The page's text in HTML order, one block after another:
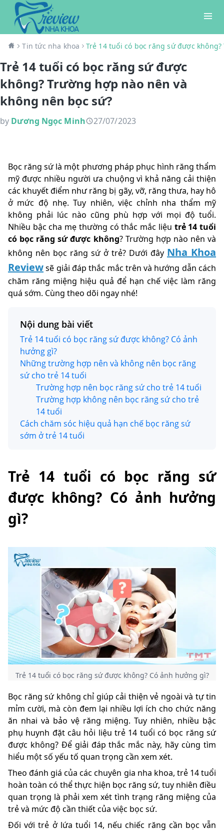
Tin tức nha khoa Trẻ 14 tuổi có bọc răng sứ được
Trẻ 14 tuổi có bọc răng sứ được
không? Trường hợp nào nên và
không nên bọc sứ?
by Dương Ngọc Minh 27/07/2023
Bọc răng sứ là một phương pháp phục hình răng thẩm
mỹ được nhiều người ưa chuộng vì khả năng cải thiện
các khuyết điểm như răng bị gãy, vỡ, răng thưa, hay hô
ở mức độ nhẹ. Tuy nhiên, việc chỉnh nha thẩm mỹ
không phải lúc nào cũng phù hợp với mọi độ tuổi.
Nhiều bậc cha mẹ thường có thắc mắc liệu trẻ 14 tuổi
có bọc răng sứ được không? Trường hợp nào nên và
không nên bọc răng sứ ở trẻ? Dưới đây Nha Khoa
Reviewsẽ giải đáp thắc mắc trên và hướng dẫn cách
chăm răng miệng hiệu quả để hạn chế việc làm răng
quá sớm. Cùng theo dõi ngay nhé!
Nội dung bài viết
Trẻ 14 tuổi có bọc răng sứ được không? Có ảnh
hưởng gì?
Những trường hợp nên và không nên bọc răng
sứ cho trẻ 14 tuổi
Trường hợp nên bọc răng sứ cho trẻ 14 tuổi
Trường hợp không nên bọc răng sứ cho trẻ
14 tuổi
Cách chăm sóc hiệu quả hạn chế bọc răng sứ
sớm ở trẻ 14 tuổi
Trẻ 14 tuổi có bọc răng sứ
được không? Có ảnh hưởng
gì?
Trẻ 14 tuổi có bọc răng sứ được không? Có ảnh hưởng gì?
Bọc răng sứ không chỉ giúp cải thiện vẻ ngoài và tự tin
mỉm cười, mà còn đem lại nhiều lợi ích cho chức năng
ăn nhai và bảo vệ răng miệng. Tuy nhiên, nhiều bậc
phụ huynh đặt câu hỏi liệu trẻ 14 tuổi có bọc răng sứ
được không? Để giải đáp thắc mắc này, hãy cùng tìm
hiểu một số yếu tố quan trọng cần xem xét.
Theo đánh giá của các chuyên gia nha khoa, trẻ 14 tuổi
hoàn toàn có thể thực hiện bọc răng sứ, tuy nhiên điều
quan trọng là phải xem xét tình trạng răng miệng của
trẻ và mức độ cần thiết của việc bọc sứ.
Đối với trẻ ở lứa tuổi 14, nếu chiếc răng cần bọc vẫn